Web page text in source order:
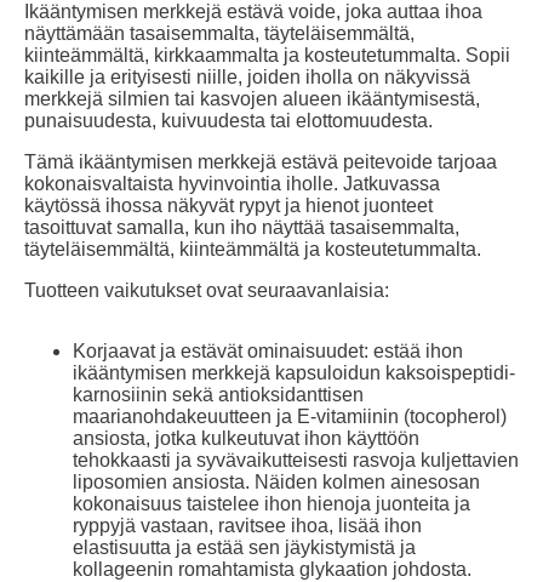
Ikääntymisen merkkejä estävä voide, joka auttaa ihoa
näyttämään tasaisemmalta, täyteläisemmältä,
kiinteämmältä, kirkkaammalta ja kosteutetummalta. Sopii
kaikille ja erityisesti niille, joiden iholla on näkyvissä
merkkejä silmien tai kasvojen alueen ikääntymisestä,
punaisuudesta, kuivuudesta tai elottomuudesta.
Tämä ikääntymisen merkkejä estävä peitevoide tarjoaa
kokonaisvaltaista hyvinvointia iholle. Jatkuvassa
käytössä ihossa näkyvät rypyt ja hienot juonteet
tasoittuvat samalla, kun iho näyttää tasaisemmalta,
täyteläisemmältä, kiinteämmältä ja kosteutetummalta.
Tuotteen vaikutukset ovat seuraavanlaisia:
Korjaavat ja estävät ominaisuudet: estää ihon
ikääntymisen merkkejä kapsuloidun kaksoispeptidi-
karnosiinin sekä antioksidanttisen
maarianohdakeuutteen ja E-vitamiinin (tocopherol)
ansiosta, jotka kulkeutuvat ihon käyttöön
tehokkaasti ja syvävaikutteisesti rasvoja kuljettavien
liposomien ansiosta. Näiden kolmen ainesosan
kokonaisuus taistelee ihon hienoja juonteita ja
ryppyjä vastaan, ravitsee ihoa, lisää ihon
elastisuutta ja estää sen jäykistymistä ja
kollageenin romahtamista glykaation johdosta.